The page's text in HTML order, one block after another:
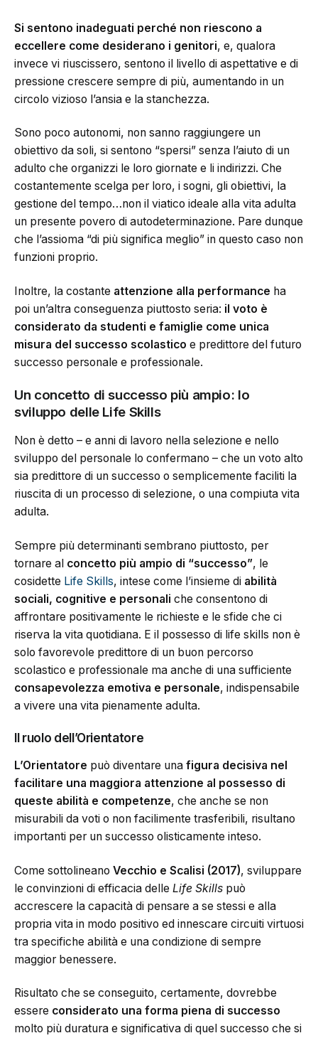
Si sentono inadeguati perché non riescono a
eccellere come desiderano i genitori, e, qualora
invece vi riuscissero, sentono il livello di aspettative e di
pressione crescere sempre di più, aumentando in un
circolo vizioso l’ansia e la stanchezza.
Sono poco autonomi, non sanno raggiungere un
obiettivo da soli, si sentono “spersi” senza l’aiuto di un
adulto che organizzi le loro giornate e li indirizzi. Che
costantemente scelga per loro, i sogni, gli obiettivi, la
gestione del tempo…non il viatico ideale alla vita adulta
un presente povero di autodeterminazione. Pare dunque
che l’assioma “di più significa meglio” in questo caso non
funzioni proprio.
Inoltre, la costante attenzione alla performance ha
poi un’altra conseguenza piuttosto seria: il voto è
considerato da studenti e famiglie come unica
misura del successo scolastico e predittore del futuro
successo personale e professionale.
Un concetto di successo più ampio: lo
sviluppo delle Life Skills
Non è detto – e anni di lavoro nella selezione e nello
sviluppo del personale lo confermano – che un voto alto
sia predittore di un successo o semplicemente faciliti la
riuscita di un processo di selezione, o una compiuta vita
adulta.
Sempre più determinanti sembrano piuttosto, per
tornare al concetto più ampio di “successo”, le
cosidette Life Skills, intese come l’insieme di abilità
sociali, cognitive e personali che consentono di
affrontare positivamente le richieste e le sfide che ci
riserva la vita quotidiana. E il possesso di life skills non è
solo favorevole predittore di un buon percorso
scolastico e professionale ma anche di una sufficiente
consapevolezza emotiva e personale, indispensabile
a vivere una vita pienamente adulta.
Il ruolo dell’Orientatore
L’Orientatore può diventare una figura decisiva nel
facilitare una maggiora attenzione al possesso di
queste abilità e competenze, che anche se non
misurabili da voti o non facilimente trasferibili, risultano
importanti per un successo olisticamente inteso.
Come sottolineano Vecchio e Scalisi (2017), sviluppare
le convinzioni di efficacia delle Life Skills può
accrescere la capacità di pensare a se stessi e alla
propria vita in modo positivo ed innescare circuiti virtuosi
tra specifiche abilità e una condizione di sempre
maggior benessere.
Risultato che se conseguito, certamente, dovrebbe
essere considerato una forma piena di successo
molto più duratura e significativa di quel successo che si